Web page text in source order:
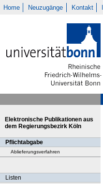
Home Neuzugänge Kontakt
Elektronische Publikationen aus
dem Regierungsbezirk Köln
Pflichtabgabe
Ablieferungsverfahren
Listen